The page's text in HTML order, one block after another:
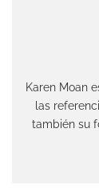
Karen Moan
las
también su